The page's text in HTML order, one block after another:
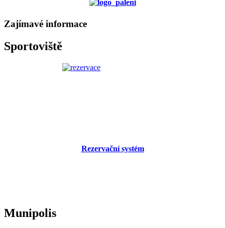
Zajímavé informace
Sportoviště
Rezervační systém
Munipolis